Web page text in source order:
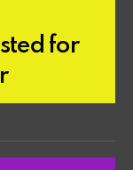
for